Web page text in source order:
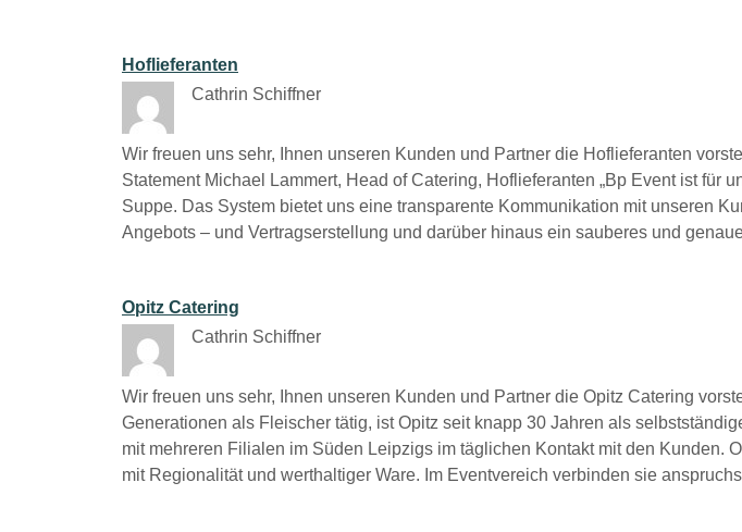
Hoflieferanten
Cathrin Schiffner
Wir freuen uns sehr, Ihnen unseren Kunden und Partner die Hoflieferanten
Statement Michael Lammert, Head of Catering, Hoflieferanten „Bp Event ist für
Suppe. Das System bietet uns eine transparente Kommunikation mit unseren
Angebots – und Vertragserstellung und darüber hinaus ein sauberes und
Opitz Catering
Cathrin Schiffner
Wir freuen uns sehr, Ihnen unseren Kunden und Partner die Opitz Catering
Generationen als Fleischer tätig, ist Opitz seit knapp 30 Jahren als
mit mehreren Filialen im Süden Leipzigs im täglichen Kontakt mit den Kunden.
mit Regionalität und werthaltiger Ware. Im Eventvereich verbinden sie